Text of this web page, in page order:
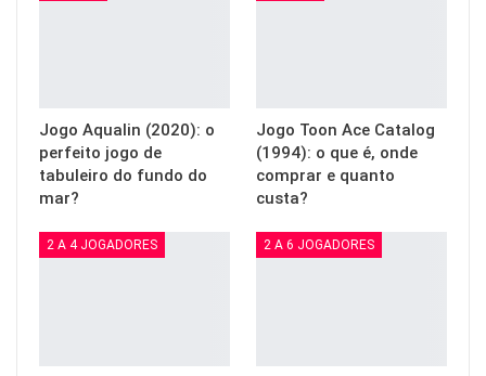
Jogo Aqualin (2020): o
perfeito jogo de
tabuleiro do fundo do
mar?
Jogo Toon Ace Catalog
(1994): o que é, onde
comprar e quanto
custa?
2 A 4 JOGADORES 2 A 6 JOGADORES